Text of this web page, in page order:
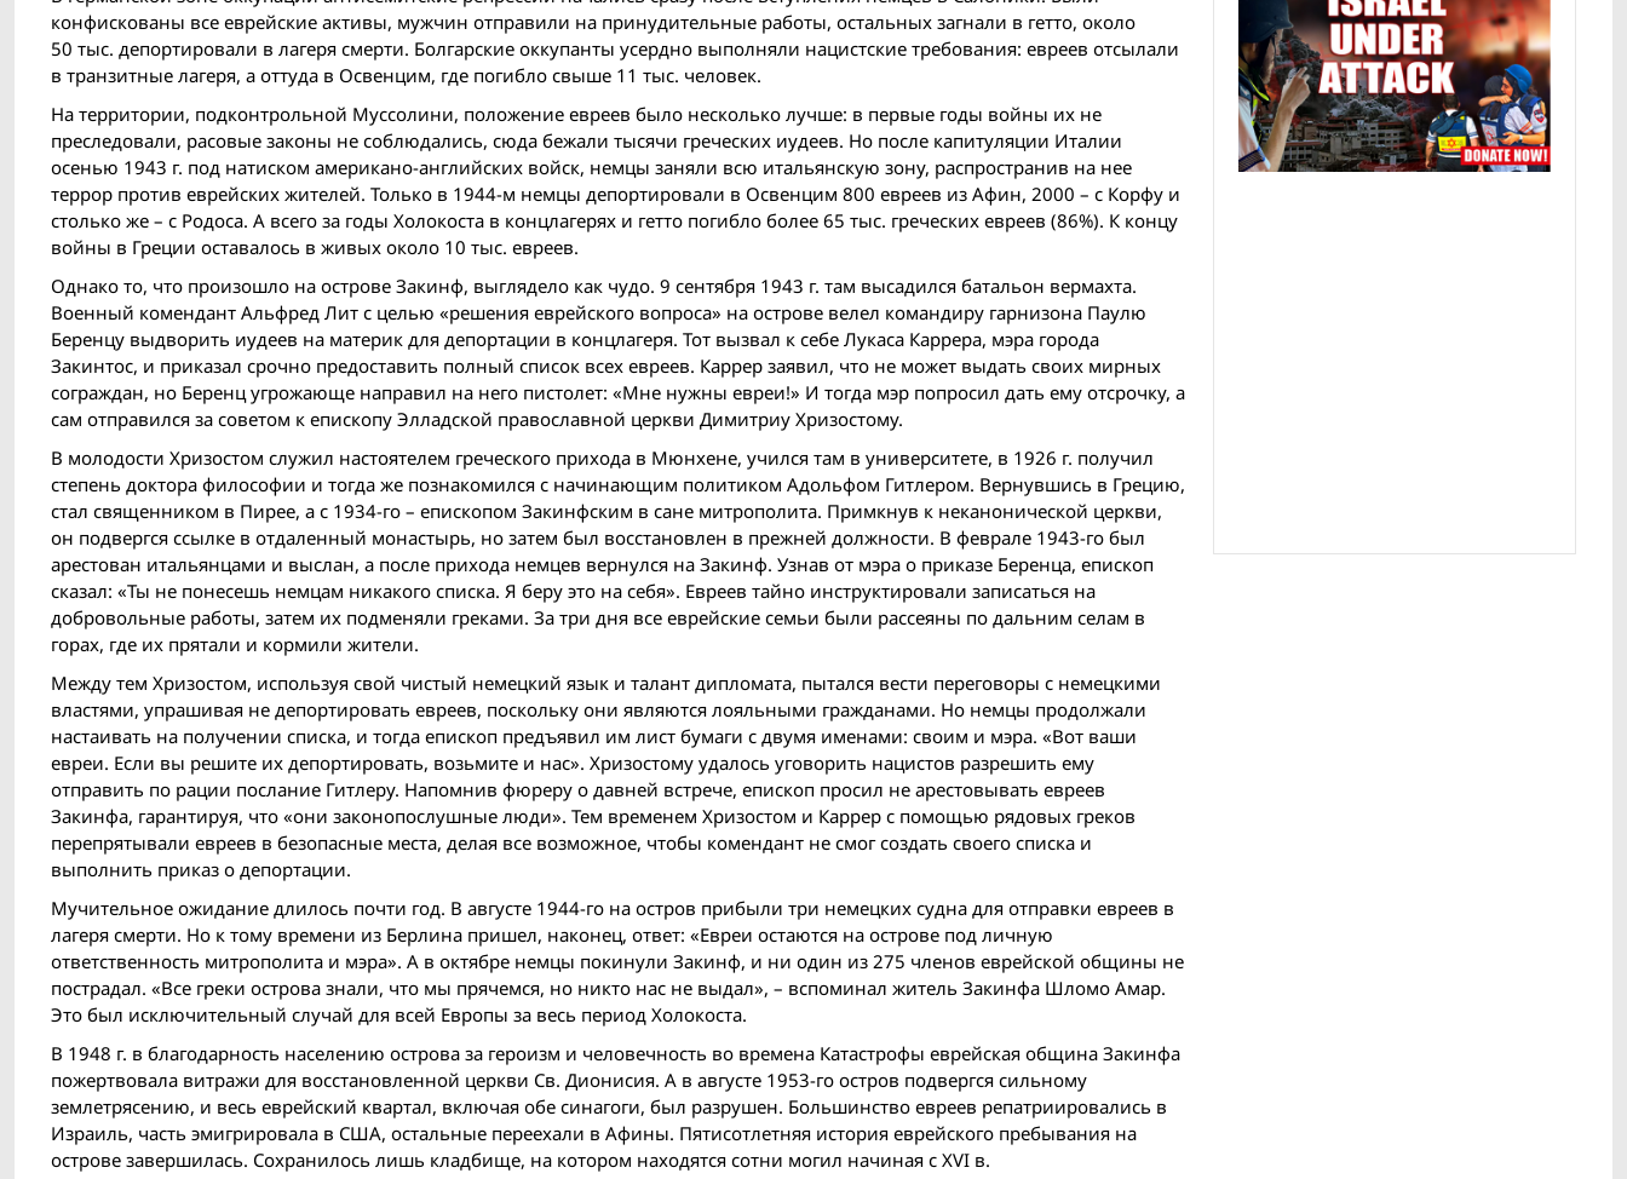
конфискованы все еврейские активы, мужчин отправили на принудительные работы, остальных загнали в гетто, около
50 тыс. депортировали в лагеря смерти. Болгарские оккупанты усердно выполняли нацистские требования: евреев отсылали
в транзитные лагеря, а оттуда в Освенцим, где погибло свыше 11 тыс. человек.
На территории, подконтрольной Муссолини, положение евреев было несколько лучше: в первые годы войн­ы их не
преследовали, расовые законы не соблюдались, сюда бежали тысячи греческих иудеев. Но после капитуляции Италии
осенью 1943 г. под натиском американо-английских войск, немцы заняли всю итальянскую зону, распространив на нее
террор против еврейских жителей. Только в 1944-м немцы депортировали в Освенцим 800 евреев из Афин, 2000 – с Корфу и
столько же – с Родоса. А всего за годы Холокоста в концлагерях и гетто погибло более 65 тыс. греческих евреев (86%). К концу
войн­ы в Греции оставалось в живых около 10 тыс. евреев.
Однако то, что произошло на острове Закинф, выглядело как чудо. 9 сентября 1943 г. там высадился батальон вермахта.
Военный комендант Альфред Лит с целью «решения еврейского вопроса» на острове велел командиру гарнизона Паулю
Беренцу выдворить иудеев на материк для депортации в концлагеря. Тот вызвал к себе Лукаса Каррера, мэра города
Закинтос, и приказал срочно предоставить полный список всех евреев. Каррер заявил, что не может выдать своих мирных
сограждан, но Беренц угрожающе направил на него пистолет: «Мне нужны евреи!» И тогда мэр попросил дать ему отсрочку, а
сам отправился за советом к епископу Элладской православной церкви Димитриу Хризостому.
В молодости Хризостом служил настоятелем греческого прихода в Мюнхене, учился там в университете, в 1926 г. получил
степень доктора философии и тогда же познакомился с начинающим политиком Адольфом Гитлером. Вернувшись в Грецию,
стал священником в Пирее, а с 1934-го – епископом Закинфским в сане митрополита. Примкнув к неканонической церкви,
он подвергся ссылке в отдаленный монастырь, но затем был восстановлен в прежней должности. В феврале 1943-го был
арестован итальянцами и выслан, а после прихода немцев вернулся на Закинф. Узнав от мэра о приказе Беренца, епископ
сказал: «Ты не понесешь немцам никакого списка. Я беру это на себя». Евреев тайно инструктировали записаться на
добровольные работы, затем их подменяли греками. За три дня все еврейские семьи были рассеяны по дальним селам в
горах, где их прятали и кормили жители.
Между тем Хризостом, используя свой чистый немецкий язык и талант дипломата, пытался вести переговоры с немецкими
властями, упрашивая не депортировать евреев, поскольку они являются лояльными гражданами. Но немцы продолжали
настаивать на получении списка, и тогда епископ предъявил им лист бумаги с двумя именами: своим и мэра. «Вот ваши
евреи. Если вы решите их депортировать, возьмите и нас». Хризостому удалось уговорить нацистов разрешить ему
отправить по рации послание Гитлеру. Напомнив фюреру о давней встрече, епископ просил не арестовывать евреев
Закинфа, гарантируя, что «они законопослушные люди». Тем временем Хризостом и Каррер с помощью рядовых греков
перепрятывали евреев в безопасные места, делая все возможное, чтобы комендант не смог создать своего списка и
выполнить приказ о депортации.
Мучительное ожидание длилось почти год. В августе 1944-го на остров прибыли три немецких судна для отправки евреев в
лагеря смерти. Но к тому времени из Берлина пришел, наконец, ответ: «Евреи остаются на острове под личную
ответственность митрополита и мэра». А в октябре немцы покинули Закинф, и ни один из 275 членов еврейской общины не
пострадал. «Все греки острова знали, что мы прячемся, но никто нас не выдал», – вспоминал житель Закинфа Шломо Амар.
Это был исключительный случай для всей Европы за весь период Холокоста.
В 1948 г. в благодарность населению острова за героизм и человечность во времена Катастрофы еврейская община Закинфа
пожертвовала витражи для восстановленной церкви Св. Дионисия. А в августе 1953-го остров подвергся сильному
землетрясению, и весь еврейский квартал, включая обе синагоги, был разрушен. Большинство евреев репатриировались в
Израиль, часть эмигрировала в США, остальные переехали в Афины. Пятисотлетняя история еврейского пребывания на
острове завершилась. Сохранилось лишь кладбище, на котором находятся сотни могил начиная с XVI в.